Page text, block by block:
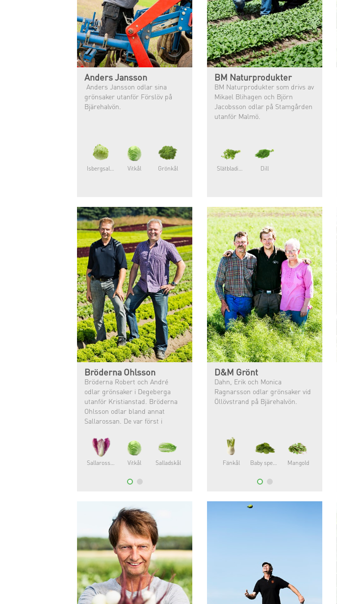
Anders Jansson
Anders Jansson odlar sina
grönsaker utanför Förslöv på
Bjärehalvön.
Vitkål Grönkål
BM Naturprodukter
BM Naturprodukter som drivs av
Mikael Blihagen och Björn
Jacobsson odlar på Stamgården
utanför Malmö.
Dill
Bröderna Ohlsson
Bröderna Robert och André
odlar grönsaker i Degeberga
utanför Kristianstad. Bröderna
Ohlsson odlar bland annat
Sallarossan. De var först i
provodling av Sallarossan och nu
odlas den i större skala.
Sallarossa® Vitkål Salladskål
D&M Grönt
Dahn, Erik och Monica
Ragnarsson odlar grönsaker vid
Öllövstrand på Bjärehalvön.
Fänkål Baby spenat Mangold